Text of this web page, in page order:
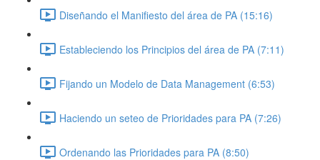
Diseñando el Manifiesto del área de PA (15:16)
Estableciendo los Principios del área de PA (7:11)
Fijando un Modelo de Data Management (6:53)
Haciendo un seteo de Prioridades para PA (7:26)
Ordenando las Prioridades para PA (8:50)